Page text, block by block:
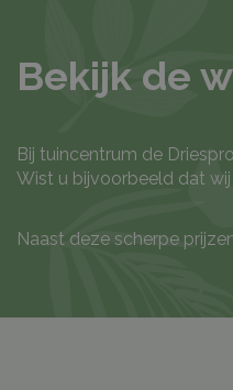
Bekijk de
Bij tuincentrum de
Wist u bijvoorbeeld dat
Naast deze scherpe